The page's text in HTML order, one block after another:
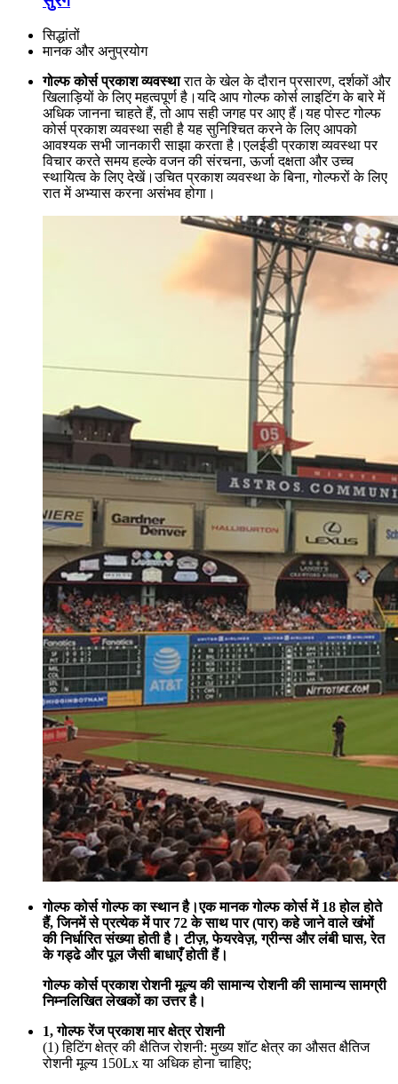
सिद्धांतों
मानक और अनुप्रयोग
गोल्फ कोर्स प्रकाश व्यवस्था रात के खेल के दौरान प्रसारण, दर्शकों और
खिलाड़ियों के लिए महत्वपूर्ण है।यदि आप गोल्फ कोर्स लाइटिंग के बारे में
अधिक जानना चाहते हैं, तो आप सही जगह पर आए हैं।यह पोस्ट गोल्फ
कोर्स प्रकाश व्यवस्था सही है यह सुनिश्चित करने के लिए आपको
आवश्यक सभी जानकारी साझा करता है।एलईडी प्रकाश व्यवस्था पर
विचार करते समय हल्के वजन की संरचना, ऊर्जा दक्षता और उच्च
स्थायित्व के लिए देखें।उचित प्रकाश व्यवस्था के बिना, गोल्फरों के लिए
रात में अभ्यास करना असंभव होगा।
गोल्फ कोर्स गोल्फ का स्थान है।एक मानक गोल्फ कोर्स में 18 होल होते
हैं, जिनमें से प्रत्येक में पार 72 के साथ पार (पार) कहे जाने वाले खंभों
की निर्धारित संख्या होती है। टीज़, फेयरवेज़, ग्रीन्स और लंबी घास, रेत
के गड्ढे और पूल जैसी बाधाएँ होती हैं।
गोल्फ कोर्स प्रकाश रोशनी मूल्य की सामान्य रोशनी की सामान्य सामग्री
निम्नलिखित लेखकों का उत्तर है।
1, गोल्फ रेंज प्रकाश मार क्षेत्र रोशनी
(1) हिटिंग क्षेत्र की क्षैतिज रोशनी: मुख्य शॉट क्षेत्र का औसत क्षैतिज
रोशनी मूल्य 150Lx या अधिक होना चाहिए;